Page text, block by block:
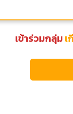
เข้าร่วมกลุ่ม